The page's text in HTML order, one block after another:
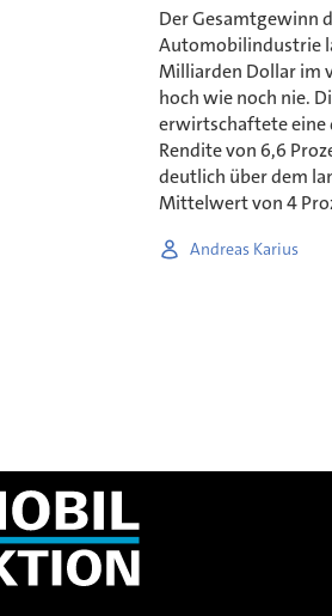
Der Gesamtgewinn
Automobilindustrie
Milliarden Dollar im
hoch wie noch nie.
erwirtschaftete
Rendite von 6,6
deutlich über dem
Mittelwert von 4
Andreas Karius